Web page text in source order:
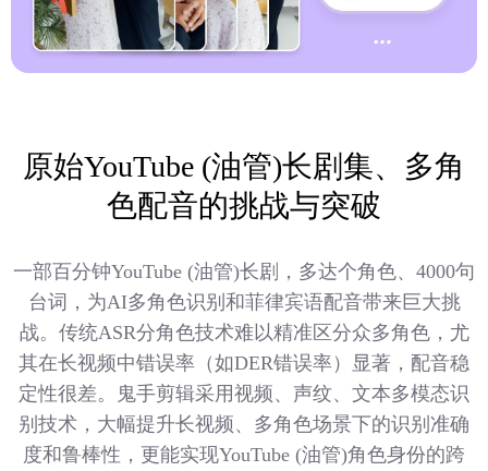
原始YouTube (油管)长剧集、多角
色配音的挑战与突破
一部百分钟YouTube (油管)长剧，多达个角色、4000句
台词，为AI多角色识别和菲律宾语配音带来巨大挑
战。传统ASR分角色技术难以精准区分众多角色，尤
其在长视频中错误率（如DER错误率）显著，配音稳
定性很差。鬼手剪辑采用视频、声纹、文本多模态识
别技术，大幅提升长视频、多角色场景下的识别准确
度和鲁棒性，更能实现YouTube (油管)角色身份的跨